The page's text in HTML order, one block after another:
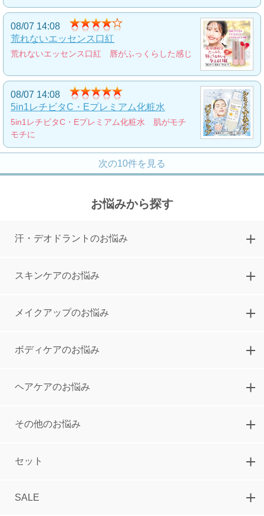
頭から足先まで全身に使えるオールインワン石
鹸
2,000円
瞬時に白肌へと導くトーンアップクリーム
2,900円
151号限定!25周年スペシャル美肌セット
151号限定のスペシャルセット
10,000
ーム(EX)
3,900
08/07 14:08
荒れないエッセンス口紅
荒れないエッセンス口紅 唇がふっくらした感じ
08/07 14:08
5in1レチビタC・Eプレミアム化粧水
5in1レチビタC・Eプレミアム化粧水 肌がモチ
モチに
次の10件を見る
お悩みから探す
汗・デオドラントのお悩み
スキンケアのお悩み
メイクアップのお悩み
ボディケアのお悩み
ヘアケアのお悩み
その他のお悩み
セット
SALE